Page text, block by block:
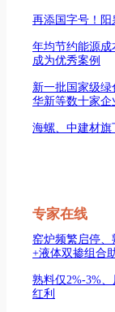
再添国字号！
年均节约能源成
成为优秀案例
新一批国家级绿
华新等数十家企
海螺、中建材
专家在线
窑炉频繁启停
+液体双掺组合
熟料仅2%-3%
红利